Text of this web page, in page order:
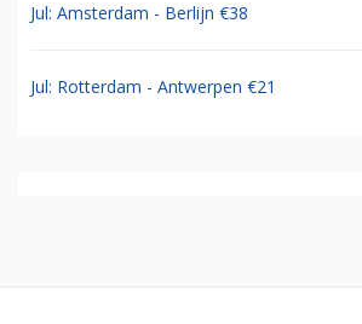
Jul: Amsterdam - Berlijn €38
Jul: Rotterdam - Antwerpen €21